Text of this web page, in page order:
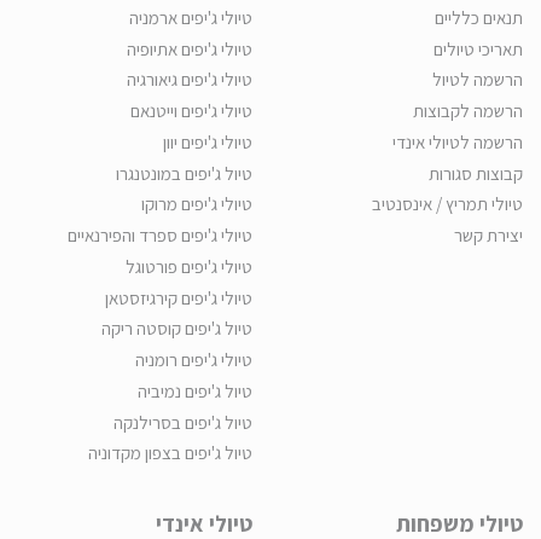
תנאים כלליים
תאריכי טיולים
הרשמה לטיול
הרשמה לקבוצות
הרשמה לטיולי אינדי
קבוצות סגורות
טיולי תמריץ / אינסנטיב
יצירת קשר
טיולי ג'יפים ארמניה
טיולי ג'יפים אתיופיה
טיולי ג'יפים גיאורגיה
טיולי ג'יפים וייטנאם
טיולי ג'יפים יוון
טיול ג'יפים במונטנגרו
טיולי ג'יפים מרוקו
טיולי ג'יפים ספרד והפירנאיים
טיולי ג'יפים פורטוגל
טיולי ג'יפים קירגיזסטאן
טיול ג'יפים קוסטה ריקה
טיולי ג'יפים רומניה
טיול ג'יפים נמיביה
טיול ג'יפים בסרילנקה
טיול ג'יפים בצפון מקדוניה
טיולי משפחות טיולי אינדי